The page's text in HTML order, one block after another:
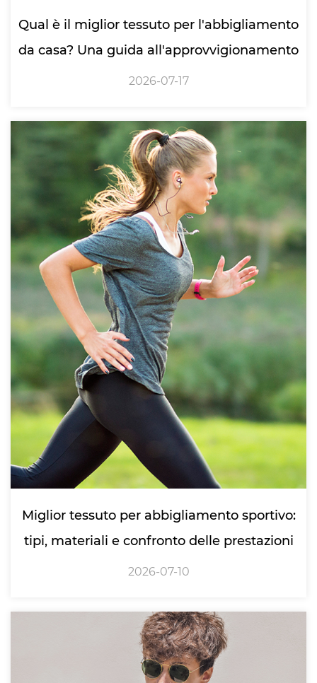
Qual è il miglior tessuto per l'abbigliamento
da casa? Una guida all'approvvigionamento
2026-07-17
Miglior tessuto per abbigliamento sportivo:
tipi, materiali e confronto delle prestazioni
2026-07-10